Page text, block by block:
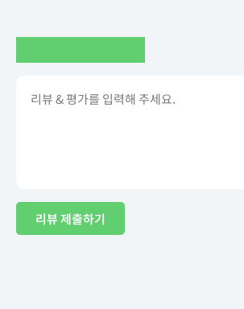
리뷰 제출하기